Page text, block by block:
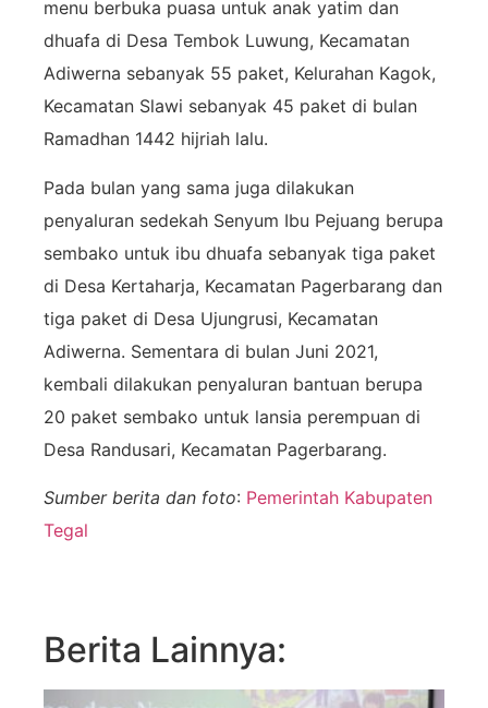
menu berbuka puasa untuk anak yatim dan
dhuafa di Desa Tembok Luwung, Kecamatan
Adiwerna sebanyak 55 paket, Kelurahan Kagok,
Kecamatan Slawi sebanyak 45 paket di bulan
Ramadhan 1442 hijriah lalu.
Pada bulan yang sama juga dilakukan
penyaluran sedekah Senyum Ibu Pejuang berupa
sembako untuk ibu dhuafa sebanyak tiga paket
di Desa Kertaharja, Kecamatan Pagerbarang dan
tiga paket di Desa Ujungrusi, Kecamatan
Adiwerna. Sementara di bulan Juni 2021,
kembali dilakukan penyaluran bantuan berupa
20 paket sembako untuk lansia perempuan di
Desa Randusari, Kecamatan Pagerbarang.
Sumber berita dan foto: Pemerintah Kabupaten
Tegal
Berita Lainnya: